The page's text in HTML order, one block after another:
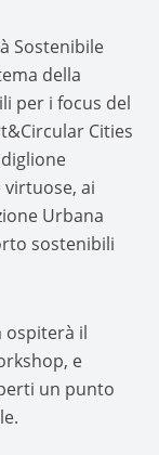
Sostenibile
della
per i focus del
Cities
virtuose, ai
Urbana
sostenibili
ospiterà il
e
un punto